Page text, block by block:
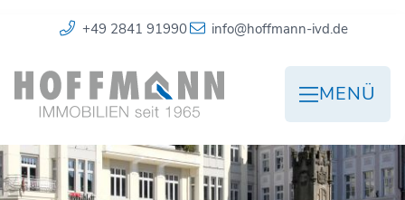
+49 2841 91990 info@hoffmann-ivd.de
MENÜ